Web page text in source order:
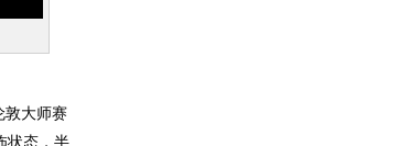
大师赛
状态，半